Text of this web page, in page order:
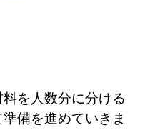
を人数分に分ける
備を進めていきま